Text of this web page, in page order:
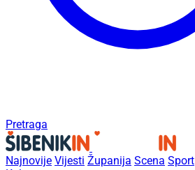
Pretraga
Najnovije Vijesti Županija Scena Sport